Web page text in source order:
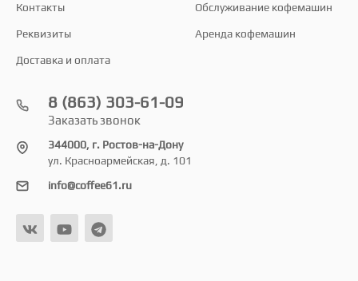
Контакты
Реквизиты
Доставка и оплата
Обслуживание кофемашин
Аренда кофемашин
8 (863) 303-61-09
Заказать звонок
344000, г. Ростов-на-Дону
ул. Красноармейская, д. 101
info@coffee61.ru